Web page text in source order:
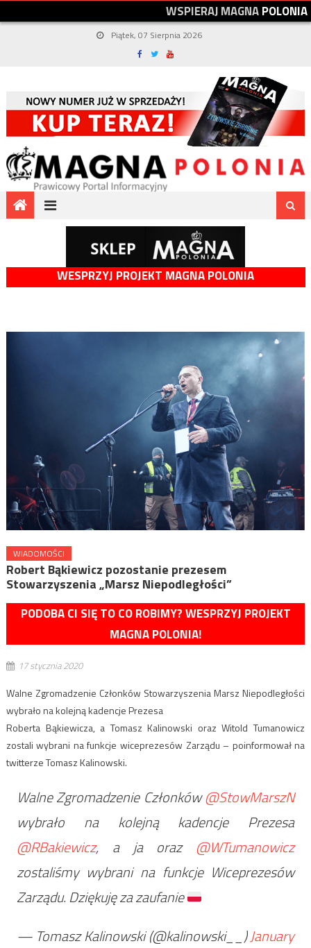
WSPIERAJMAGNAPOLONIA
Piątek, 07 Sierpnia 2026
WESPRZYJ PROJEKT MAGNA POLONIA
WIADOMOŚCI
Robert Bąkiewicz pozostanie prezesem
Stowarzyszenia „Marsz Niepodległości”
PODOBA CI SIĘ TO CO ROBIMY? WESPRZYJ PROJEKT
MAGNA POLONIA!
17 stycznia 2020
Walne Zgromadzenie Członków Stowarzyszenia Marsz Niepodległości
wybrało na kolejną kadencje Prezesa
Roberta Bąkiewicza, a Tomasz Kalinowski oraz Witold Tumanowicz
zostali wybrani na funkcje wiceprezesów Zarządu – poinformował na
twitterze Tomasz Kalinowski.
Walne Zgromadzenie Członków@StowMarszN
wybrało na kolejną kadencje Prezesa
@RBakiewicz, a ja oraz @WTumanowicz
zostaliśmy wybrani na funkcje Wiceprezesów
Zarządu. Dziękuję za zaufanie
— Tomasz Kalinowski (@kalinowski__)January